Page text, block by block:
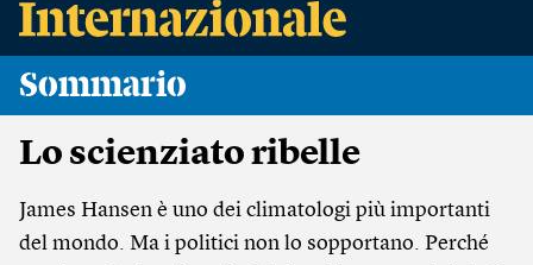
Sommario
Lo scienziato ribelle
James Hansen è uno dei climatologi più importanti
del mondo. Ma i politici non lo sopportano. Perché